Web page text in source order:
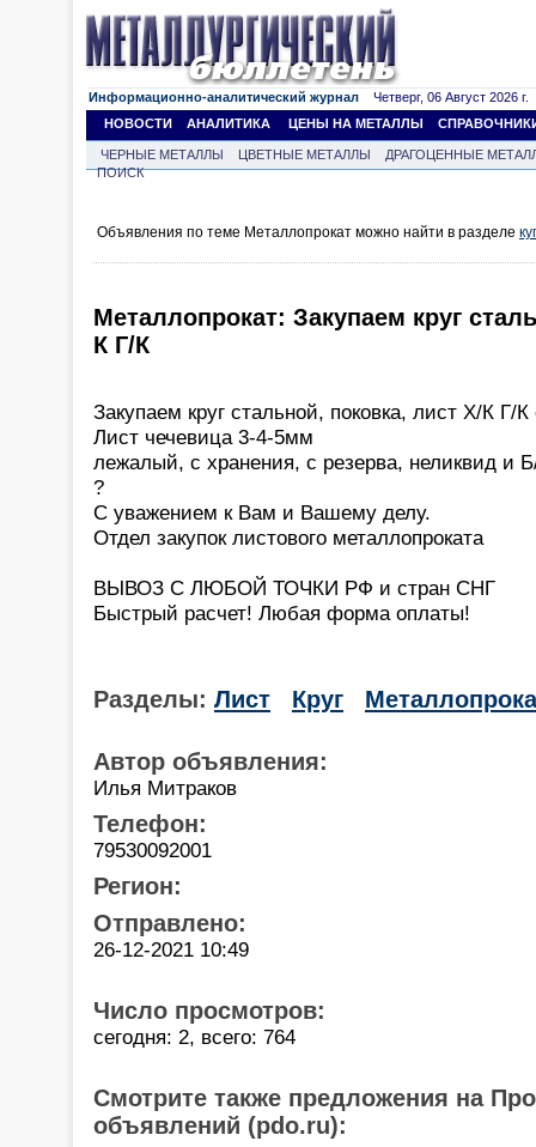
Информационно-аналитический журнал Четверг, 06 Август 2026 г.
НОВОСТИ
АНАЛИТИКА ЦЕНЫ НА МЕТАЛЛЫ
ЧЕРНЫЕ МЕТАЛЛЫ ЦВЕТНЫЕ МЕТАЛЛЫ
ДРАГОЦЕННЫЕ
ПОИСК
Объявления по теме Металлопрокат можно найти в разделе
Металлопрокат: Закупаем круг
К Г/К
Закупаем круг стальной, поковка, лист Х/К
Лист чечевица 3-4-5мм
лежалый, с хранения, с резерва, неликвид и
?
С уважением к Вам и Вашему делу.
Отдел закупок листового металлопроката
ВЫВОЗ С ЛЮБОЙ ТОЧКИ РФ и стран СНГ
Быстрый расчет! Любая форма оплаты!
Разделы: Лист Круг
Автор объявления:
Илья Митраков
Телефон:
79530092001
Регион:
Отправлено:
26-12-2021 10:49
Число просмотров:
сегодня: 2, всего: 764
Смотрите также предложения на
объявлений (pdo.ru):